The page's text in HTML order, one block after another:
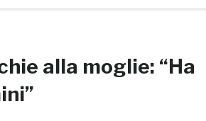
alla moglie: “Ha